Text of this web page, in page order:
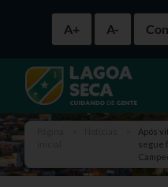
A+ A-
Após
segue